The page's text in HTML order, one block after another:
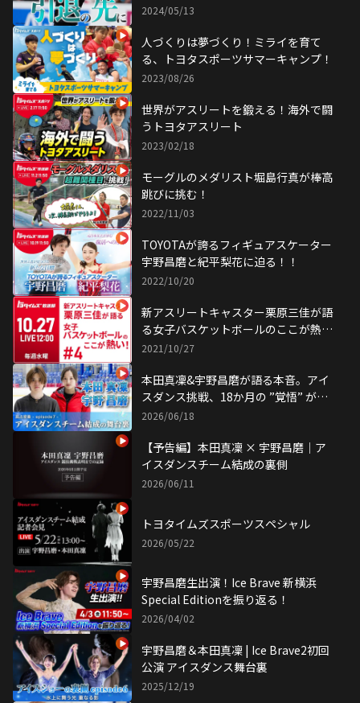
2024/05/13
人づくりは夢づくり！ミライを育て
る、トヨタスポーツサマーキャンプ！
2023/08/26
世界がアスリートを鍛える！海外で闘
うトヨタアスリート
2023/02/18
モーグルのメダリスト堀島行真が棒高
跳びに挑む！
2022/11/03
TOYOTAが誇るフィギュアスケーター
宇野昌磨と紀平梨花に迫る！！
2022/10/20
新アスリートキャスター栗原三佳が語
る女子バスケットボールのここが熱
い！
2021/10/27
本田真凜&宇野昌磨が語る本音。アイ
スダンス挑戦、18か月の ”覚悟” が形
になるまで
2026/06/18
【予告編】本⽥真凜 × 宇野昌磨｜ア
イスダンスチーム結成の裏側
2026/06/11
トヨタイムズスポーツスペシャル
2026/05/22
宇野昌磨生出演！Ice Brave 新横浜
Special Editionを振り返る！
2026/04/02
宇野昌磨＆本田真凜 | Ice Brave2初回
公演 アイスダンス舞台裏
2025/12/19